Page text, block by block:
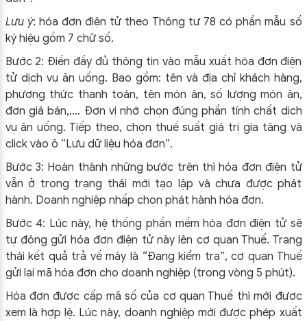
Lưu ý: hóa đơn điện tử theo Thông tư 78 có phần mẫu số
ký hiệu gồm 7 chữ số.
Bước 2: Điền đầy đủ thông tin vào mẫu xuất hóa đơn điện
tử dịch vụ ăn uống. Bao gồm: tên và địa chỉ khách hàng,
phương thức thanh toán, tên món ăn, số lượng món ăn,
đơn giá bán,…. Đơn vị nhớ chọn đúng phần tính chất dịch
vụ ăn uống. Tiếp theo, chọn thuế suất giá trị gia tăng và
click vào ô “Lưu dữ liệu hóa đơn”.
Bước 3: Hoàn thành những bước trên thì hóa đơn điện tử
vẫn ở trong trạng thái mới tạo lập và chưa được phát
hành. Doanh nghiệp nhấp chọn phát hành hóa đơn.
Bước 4: Lúc này, hệ thống phần mềm hóa đơn điện tử sẽ
tự động gửi hóa đơn điện tử này lên cơ quan Thuế. Trạng
thái kết quả trả về máy là “Đang kiểm tra”, cơ quan Thuế
gửi lại mã hóa đơn cho doanh nghiệp (trong vòng 5 phút).
Hóa đơn được cấp mã số của cơ quan Thuế thì mới được
xem là hợp lệ. Lúc này, doanh nghiệp mới được phép xuất